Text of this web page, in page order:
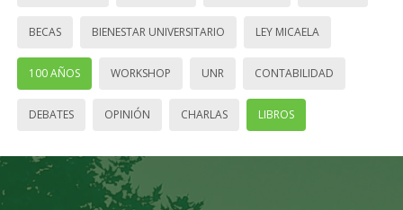
BECAS BIENESTAR UNIVERSITARIO LEY MICAELA
100 AÑOS WORKSHOP UNR CONTABILIDAD
DEBATES OPINIÓN CHARLAS LIBROS